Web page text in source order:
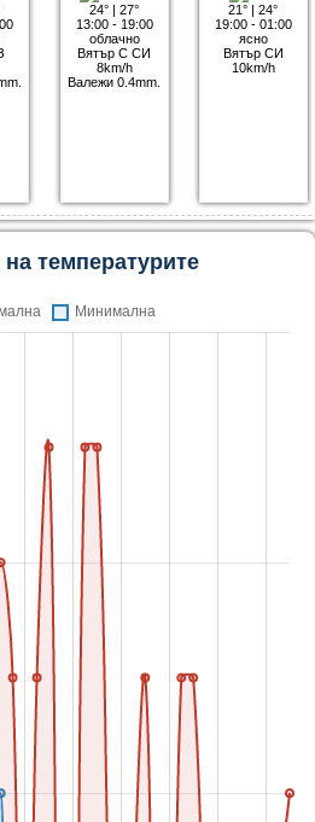
24° |27°
13:00 - 19:00
облачно
Вятър С СИ
8km/h
Валежи 0.4mm.
21° |24°
19:00 - 01:00
ясно
Вятър СИ
10km/h
температурите